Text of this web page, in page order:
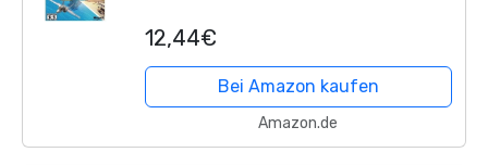
12,44€
Bei Amazon kaufen
Amazon.de